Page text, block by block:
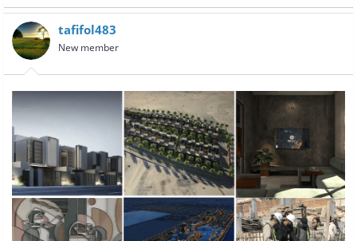
tafifol483
New member